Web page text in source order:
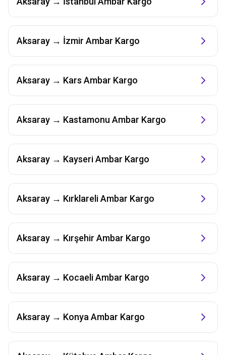
Aksaray → İzmir Ambar Kargo
Aksaray → Kars Ambar Kargo
Aksaray → Kastamonu Ambar Kargo
Aksaray → KayseriAmbar Kargo
Aksaray → KırklareliAmbar Kargo
Aksaray → Kırşehir Ambar Kargo
Aksaray → KocaeliAmbar Kargo
Aksaray → Konya Ambar Kargo